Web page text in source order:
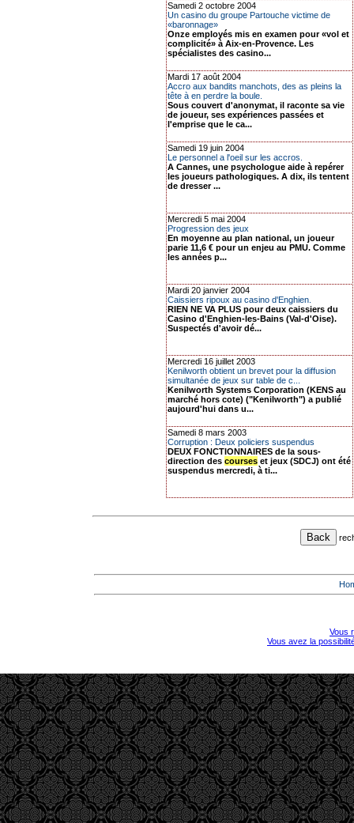
Samedi 2 octobre 2004
Un casino du groupe Partouche victime de
«baronnage»
Onze employés mis en examen pour «vol et
complicité» à Aix-en-Provence. Les
spécialistes des casino...
Mardi 17 août 2004
Accro aux bandits manchots, des as pleins la
tête à en perdre la boule.
Sous couvert d'anonymat, il raconte sa vie
de joueur, ses expériences passées et
l'emprise que le ca...
Samedi 19 juin 2004
Le personnel a l'oeil sur les accros.
A Cannes, une psychologue aide à repérer
les joueurs pathologiques. A dix, ils tentent
de dresser ...
Mercredi 5 mai 2004
Progression des jeux
En moyenne au plan national, un joueur
parie 11,6 € pour un enjeu au PMU. Comme
les années p...
Mardi 20 janvier 2004
Caissiers ripoux au casino d'Enghien.
RIEN NE VA PLUS pour deux caissiers du
Casino d'Enghien-les-Bains (Val-d'Oise).
Suspectés d'avoir dé...
Mercredi 16 juillet 2003
Kenilworth obtient un brevet pour la diffusion
simultanée de jeux sur table de c...
Kenilworth Systems Corporation (KENS au
marché hors cote) ("Kenilworth") a publié
aujourd'hui dans u...
Samedi 8 mars 2003
Corruption : Deux policiers suspendus
DEUX FONCTIONNAIRES de la sous-
direction des courses et jeux (SDCJ) ont été
suspendus mercredi, à ti...
Vous
Vous avez la